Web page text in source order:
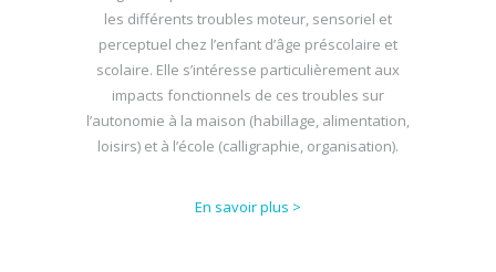
les différents troubles moteur, sensoriel et
perceptuel chez l’enfant d’âge préscolaire et
scolaire. Elle s’intéresse particulièrement aux
impacts fonctionnels de ces troubles sur
l’autonomie à la maison (habillage, alimentation,
loisirs) et à l’école (calligraphie, organisation).
En savoir plus >